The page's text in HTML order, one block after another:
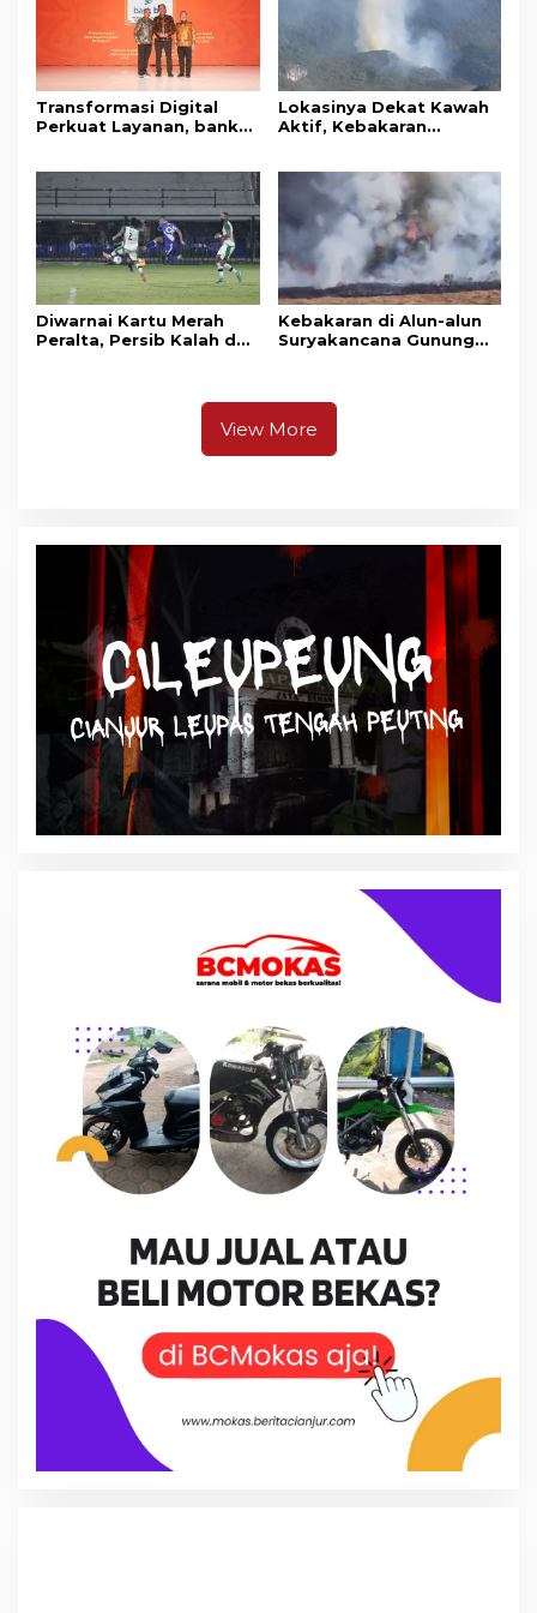
Transformasi Digital
Perkuat Layanan, bank
Awards 2026
Lokasinya Dekat Kawah
Aktif, Kebakaran
Pangrango
Diwarnai Kartu Merah
Peralta, Persib Kalah dari
Kebakaran di Alun-alun
Suryakancana Gunung
View More